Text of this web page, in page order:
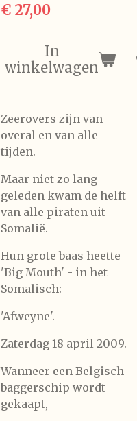
€ 27,00
In
winkelwagen
Zeerovers zijn van
overal en van alle
tijden.
Maar niet zo lang
geleden kwam de helft
van alle piraten uit
Somalië.
Hun grote baas heette
'Big Mouth' - in het
Somalisch:
'Afweyne'.
Zaterdag 18 april 2009.
Wanneer een Belgisch
baggerschip wordt
gekaapt,